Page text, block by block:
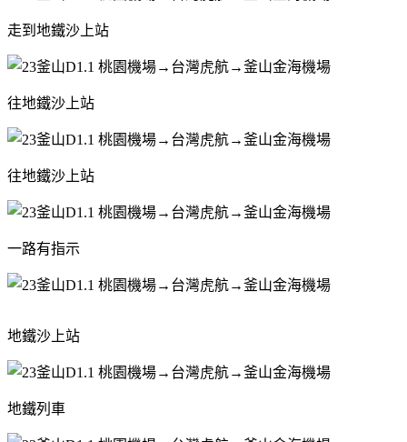
走到地鐵沙上站
往地鐵沙上站
往地鐵沙上站
一路有指示
地鐵沙上站
地鐵列車